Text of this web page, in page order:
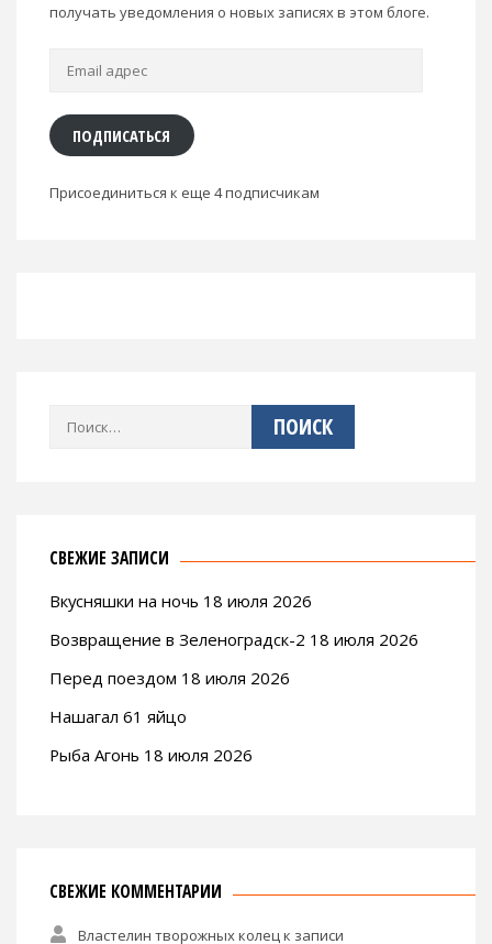
получать уведомления о новых записях в этом блоге.
Email
ПОДПИСАТЬСЯ
Присоединиться к еще 4 подписчикам
Найти:
СВЕЖИЕ ЗАПИСИ
Вкусняшки на ночь 18 июля 2026
Возвращение в Зеленоградск-2 18 июля 2026
Перед поездом 18 июля 2026
Нашагал 61 яйцо
Рыба Агонь 18 июля 2026
СВЕЖИЕ КОММЕНТАРИИ
Властелин творожных колец к записи